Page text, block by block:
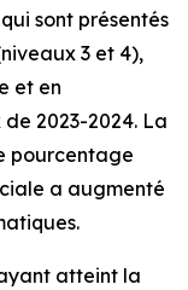
sont présentés
3 et 4),
et en
2023-2024. La
pourcentage
a augmenté
atteint la